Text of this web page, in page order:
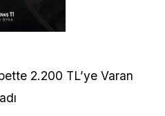
2.200 TL’ye Varan